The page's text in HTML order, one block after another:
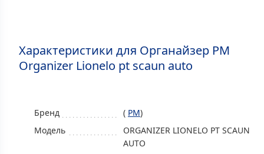
Характеристики для Органайзер PM
Organizer Lionelo pt scaun auto
Бренд ( PM)
Модель
ORGANIZER LIONELO PT SCAUN
AUTO